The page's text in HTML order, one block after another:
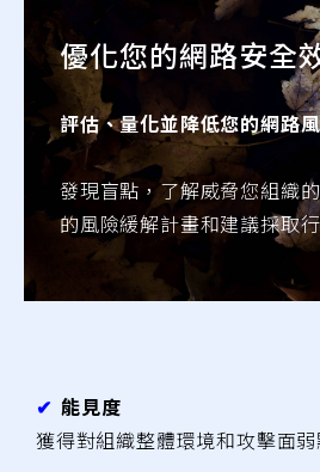
優化您的網路安全
評估、量化並降低您的網路
發現盲點，了解威脅您組織
的風險緩解計畫和建議採取行
✔︎ 能見度
獲得對組織整體環境和攻擊面弱